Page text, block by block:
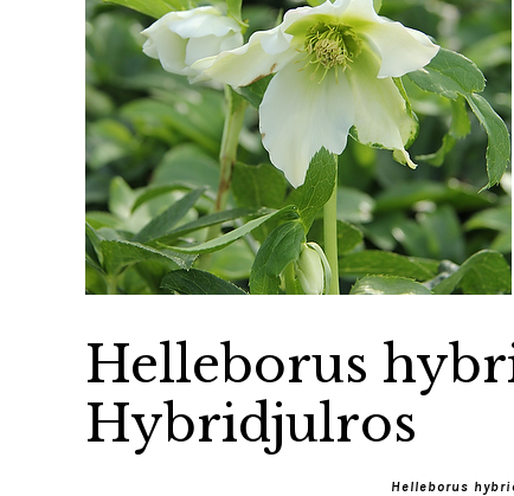
Helleborus
Hybridjulros
Helleborus